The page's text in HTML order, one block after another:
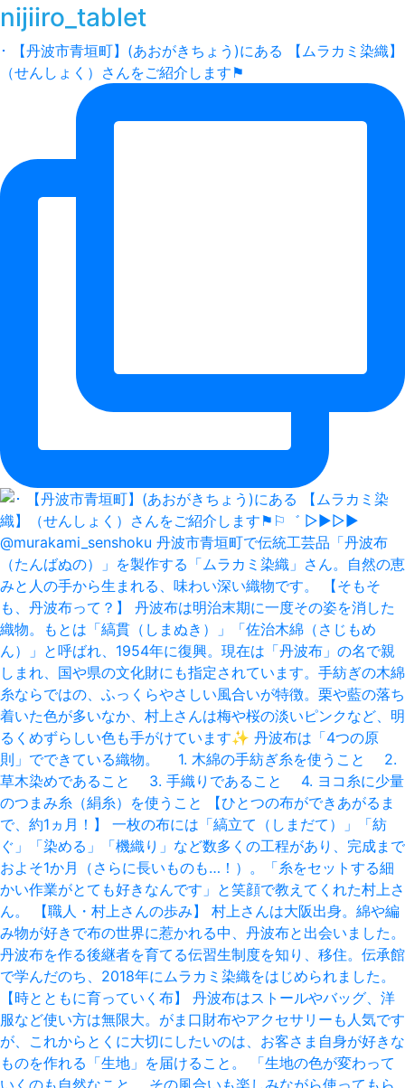
nijiiro_tablet
･ 【丹波市青垣町】(あおがきちょう)にある 【ムラカミ染織】
（せんしょく）さんをご紹介します⚑